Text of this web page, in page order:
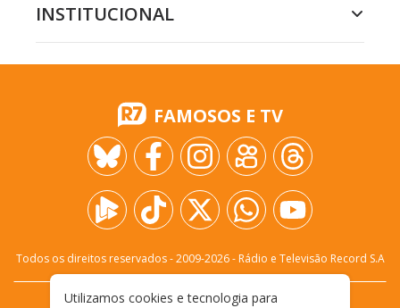
INSTITUCIONAL
FAMOSOS E TV
Todos os direitos reservados - 2009-2026- Rádio e Televisão Record S.A
Utilizamos cookies e tecnologia para